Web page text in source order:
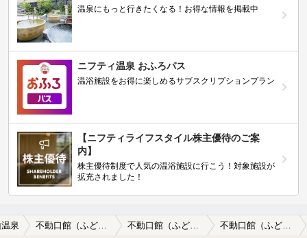
温泉にもっと行きたくなる！お得な情報を掲載中
ニフティ温泉 おふろパス
温浴施設をお得に楽しめるサブスクリプションプラン
【ニフティライフスタイル株主優待のご案
内】
株主優待制度で人気の温浴施設に行こう！対象施設が
拡充されました！
泉 不動口館（ふどうぐちかん）の口コミ 部屋に案内されお茶も入れてくれず、部屋…